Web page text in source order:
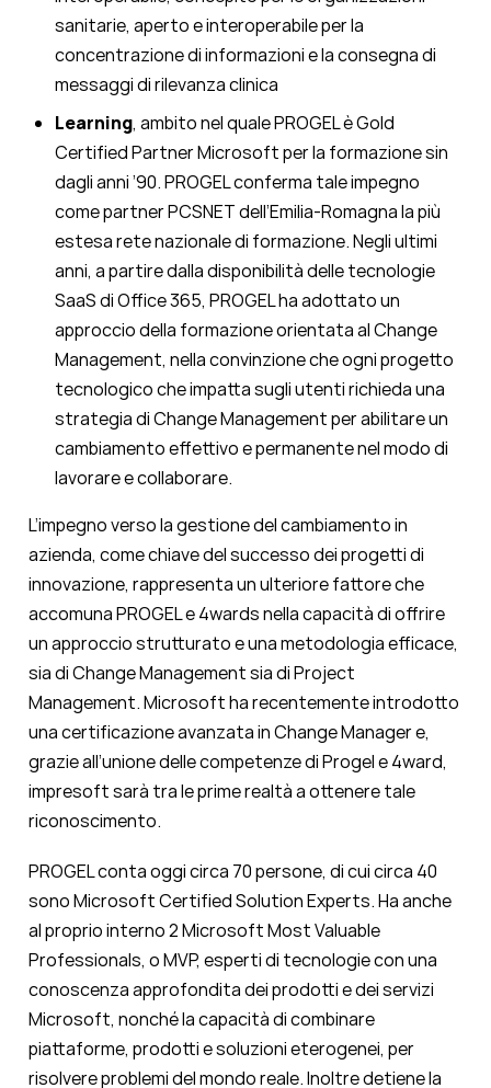
sanitarie, aperto e interoperabile per la
concentrazione di informazioni e la consegna di
messaggi di rilevanza clinica
Learning, ambito nel quale PROGEL è Gold
Certified Partner Microsoft per la formazione sin
dagli anni ’90. PROGEL conferma tale impegno
come partner PCSNET dell’Emilia-Romagna la più
estesa rete nazionale di formazione. Negli ultimi
anni, a partire dalla disponibilità delle tecnologie
SaaS di Office 365, PROGEL ha adottato un
approccio della formazione orientata al Change
Management, nella convinzione che ogni progetto
tecnologico che impatta sugli utenti richieda una
strategia di Change Management per abilitare un
cambiamento effettivo e permanente nel modo di
lavorare e collaborare.
L’impegno verso la gestione del cambiamento in
azienda, come chiave del successo dei progetti di
innovazione, rappresenta un ulteriore fattore che
accomuna PROGEL e 4wards nella capacità di offrire
un approccio strutturato e una metodologia efficace,
sia di Change Management sia di Project
Management. Microsoft ha recentemente introdotto
una certificazione avanzata in Change Manager e,
grazie all’unione delle competenze di Progel e 4ward,
impresoft sarà tra le prime realtà a ottenere tale
riconoscimento.
PROGEL conta oggi circa 70 persone, di cui circa 40
sono Microsoft Certified Solution Experts. Ha anche
al proprio interno 2 Microsoft Most Valuable
Professionals, o MVP, esperti di tecnologie con una
conoscenza approfondita dei prodotti e dei servizi
Microsoft, nonché la capacità di combinare
piattaforme, prodotti e soluzioni eterogenei, per
risolvere problemi del mondo reale. Inoltre detiene la